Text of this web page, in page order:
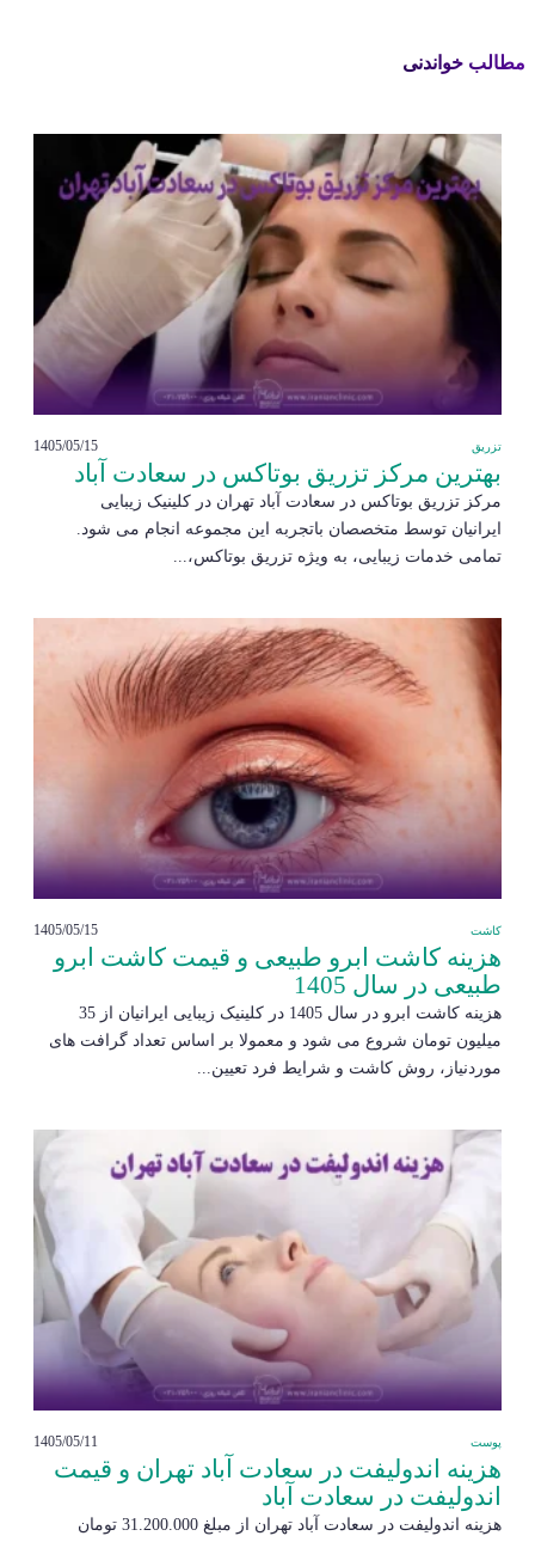
مطالب خواندنی
تزریق 1405/05/15
بهترین مرکز تزریق بوتاکس در سعادت آباد
مرکز تزریق بوتاکس در سعادت آباد تهران در کلینیک زیبایی
ایرانیان توسط متخصصان باتجربه این مجموعه انجام می شود.
تمامی خدمات زیبایی، به ویژه تزریق بوتاکس،...
کاشت 1405/05/15
هزینه کاشت ابرو طبیعی و قیمت کاشت ابرو
طبیعی در سال 1405
هزینه کاشت ابرو در سال 1405 در کلینیک زیبایی ایرانیان از 35
میلیون تومان شروع می شود و معمولا بر اساس تعداد گرافت های
موردنیاز، روش کاشت و شرایط فرد تعیین...
پوست 1405/05/11
هزینه اندولیفت در سعادت آباد تهران و قیمت
اندولیفت در سعادت آباد
هزینه اندولیفت در سعادت آباد تهران از مبلغ 31.200.000 تومان